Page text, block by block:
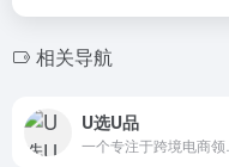
相关导航
U选U品